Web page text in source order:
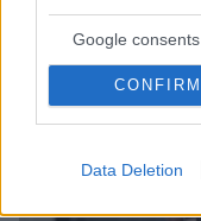
Google consents
CONFIRM
Data Deletion